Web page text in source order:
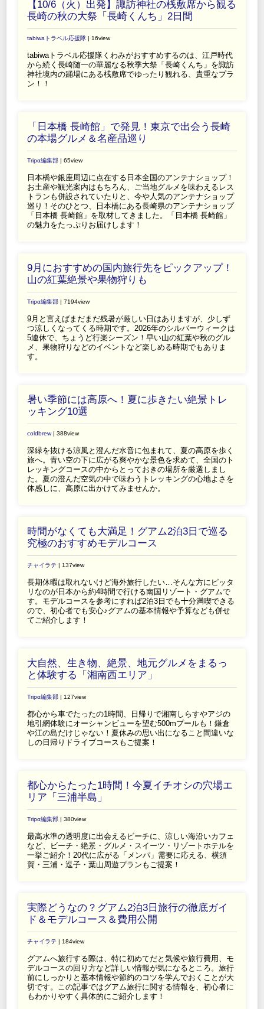
【10/6（火）出発】諏訪神社の桟敷席から観る
長崎の秋の大祭「長崎くんち」2日間
tabiwaトラベル応援隊 | 16view
tabiwaトラベル応援隊くわみがおすすめするのは、江戸時代
から続く長崎随一の華麗なる秋季大祭「長崎くんち」を諏訪
神社境内の踊場にある桟敷席でゆったり観れる、貴重なプラ
ン！！
「日本橋 長崎館」で発見！東京で出会う長崎
の本場グルメ＆名産品巡り
Tripα編集部 | 65view
日本橋や銀座周辺に点在する日本全国のアンテナショップ！
お土産や観光案内はもちろん、ご当地グルメを味わえるレス
トランも併設されていたりと、今や人気のアンテナショップ
巡り！そのひとつ、日本橋にある長崎県のアンテナショップ
「日本橋 長崎館」を取材してきました。「日本橋 長崎館」
の魅力をたっぷりお届けします！
9月におすすめの国内旅行先をピックアップ！
山の紅葉絶景や果物狩りも
Tripα編集部 | 7194view
9月と言えばまだまだ残暑が厳しい日はありますが、少しず
つ涼しくなってくる時期です。2026年のシルバーウィークは
5連休で、ちょうど行楽シーズン！早い山の紅葉や秋のグル
メ、果物狩りなどのイベントなど楽しめる時期でもありま
す。
暑い季節には高原へ！夏に歩きたい絶景トレ
ッキング10選
coldbrew| 388view
深緑を抜ける涼風と澄んだ水音に包まれて、夏の高原を歩く
旅へ。青い空の下に広がる爽やかな景色を求めて、全国のト
レッキングコースの中からとっておきの場所を厳選しまし
た。夏の澄んだ空気の中で味わうトレッキングの心地よさを
体感しに、高原に出かけてみませんか。
時間がなくても大満足！グアム2泊3日で巡る
究極のおすすめモデルコース
チャイラテ | 137view
長期休暇は取れないけど海外旅行したい…そんな方にピッタ
リなのが日本から約4時間で行ける南国リゾート・グアムで
す。モデルコースを参考にすれば2泊3日でも十分満喫できる
ので、初心者でも安心♪グアムの基本情報や予算なども併せ
てご紹介します！
大自然、生き物、絶景、地元グルメをまるっ
と体験する「湘南西エリア」
Tripα編集部 | 127view
都心から車でたったの1時間、日帰りで湘南しらすやアジの
地引網体験にオーシャンビューを望む500mプールも！鎌倉
や江の島だけじゃない！夏休みの思い出になること間違いな
しの日帰りドライブコースもご提案！
都心からたった1時間！今夏イチオシの穴場エ
リア「三浦半島」
Tripα編集部 | 380view
最高水準の透明度に出会えるビーチに、涼しい海沿いカフェ
など、ビーチ・絶景・グルメ・スイーツ・リゾートホテルを
一挙ご紹介！20代に広がる「メンパ」需要に応える、横須
賀・三浦・逗子・葉山周遊プランもご提案！
実際どうなの？グアム2泊3日旅行の徹底ガイ
ド＆モデルコース＆費用公開
チャイラテ | 184view
グアムへ旅行する際は、特に初めてだと気候や旅行費用、モ
デルコースの回り方など詳しい情報が気になるところ。旅行
前にしっかりと基本情報や節約のコツを学んでおくことが大
切です。この記事ではグアム旅行に関する情報を、初心者に
もわかりやすく具体的にご紹介します！